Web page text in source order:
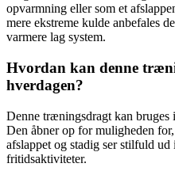
opvarmning eller som et
mere ekstreme kulde anbefales
varmere lag system.
Hvordan kan denne
hverdagen?
Denne træningsdragt kan bruges
Den åbner op for muligheden
afslappet og stadig ser stilfuld
fritidsaktiviteter.